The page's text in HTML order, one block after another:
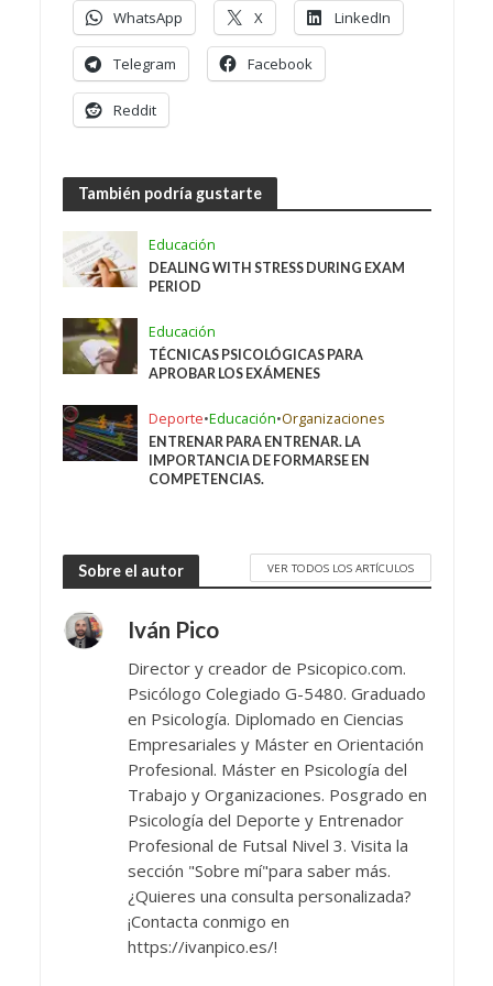
WhatsApp X LinkedIn
Telegram Facebook
Reddit
También podría gustarte
Educación
DEALING WITH STRESS DURING EXAM
PERIOD
Educación
TÉCNICAS PSICOLÓGICAS PARA
APROBAR LOS EXÁMENES
Deporte•Educación•Organizaciones
ENTRENAR PARA ENTRENAR. LA
IMPORTANCIA DE FORMARSE EN
COMPETENCIAS.
Sobre el autor VER TODOS LOS ARTÍCULOS
Iván Pico
Director y creador de Psicopico.com.
Psicólogo Colegiado G-5480. Graduado
en Psicología. Diplomado en Ciencias
Empresariales y Máster en Orientación
Profesional. Máster en Psicología del
Trabajo y Organizaciones. Posgrado en
Psicología del Deporte y Entrenador
Profesional de Futsal Nivel 3. Visita la
sección "Sobre mí"para saber más.
¿Quieres una consulta personalizada?
¡Contacta conmigo en
https://ivanpico.es/!